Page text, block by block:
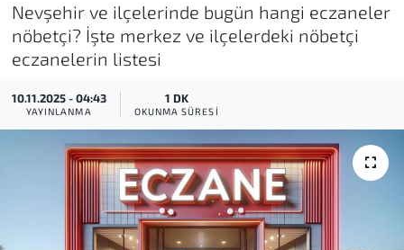
Nevşehir ve ilçelerinde bugün hangi eczaneler
nöbetçi? İşte merkez ve ilçelerdeki nöbetçi
eczanelerin listesi
10.11.2025 - 04:43
YAYINLANMA
1 DK
OKUNMA SÜRESI
Tüm Manşetler
Son Dakika Haberleri